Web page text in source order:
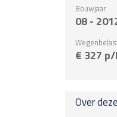
Bouwjaar
08 -
€ 327
Over deze